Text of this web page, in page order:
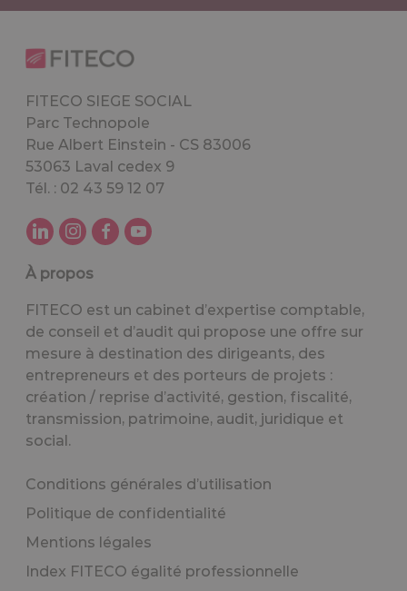
FITECO SIEGE SOCIAL
Parc Technopole
Rue Albert Einstein - CS 83006
53063 Laval cedex 9
Tél. : 02 43 59 12 07
À propos
FITECO est un cabinet d’expertise comptable,
de conseil et d’audit qui propose une offre sur
mesure à destination des dirigeants, des
entrepreneurs et des porteurs de projets :
création / reprise d’activité, gestion, fiscalité,
transmission, patrimoine, audit, juridique et
social.
Conditions générales d’utilisation
Politique de confidentialité
Mentions légales
Index FITECO égalité professionnelle